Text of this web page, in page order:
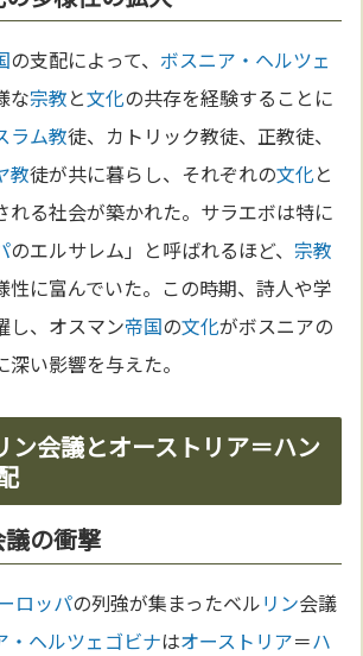
の支配によって、 ボスニア・ヘルツェ
な宗教と文化の共存を経験することに
ラム教徒、カトリック教徒、正教徒、
教徒が共に暮らし、それぞれの文化と
れる社会が築かれた。サラエボは特に
のエルサレム」と呼ばれるほど、 宗教
性に富んでいた。この時期、詩人や学
し、オスマン帝国の文化がボスニアの
深い影響を与えた。
ン会議とオーストリア＝ハン
の衝撃
ロッパの列強が集まったベルリン会議
・ヘルツェゴビナはオーストリア＝ハ